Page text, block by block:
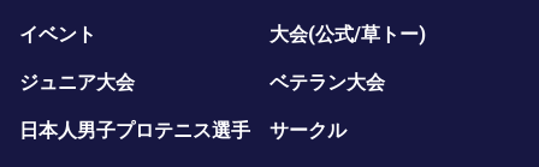
イベント 大会(公式/草トー)
ジュニア大会 ベテラン大会
日本人男子プロテニス選手 サークル